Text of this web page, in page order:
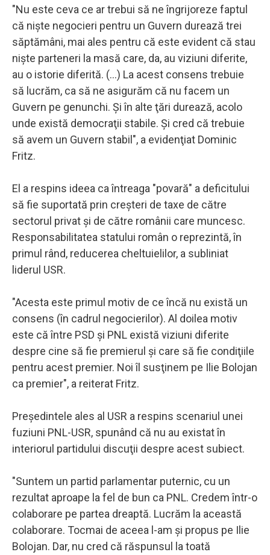
"Nu este ceva ce ar trebui să ne îngrijoreze faptul
că nişte negocieri pentru un Guvern durează trei
săptămâni, mai ales pentru că este evident că stau
nişte parteneri la masă care, da, au viziuni diferite,
au o istorie diferită. (...) La acest consens trebuie
să lucrăm, ca să ne asigurăm că nu facem un
Guvern pe genunchi. Şi în alte ţări durează, acolo
unde există democraţii stabile. Şi cred că trebuie
să avem un Guvern stabil", a evidenţiat Dominic
Fritz.
El a respins ideea ca întreaga "povară" a deficitului
să fie suportată prin creşteri de taxe de către
sectorul privat şi de către românii care muncesc.
Responsabilitatea statului român o reprezintă, în
primul rând, reducerea cheltuielilor, a subliniat
liderul USR.
"Acesta este primul motiv de ce încă nu există un
consens (în cadrul negocierilor). Al doilea motiv
este că între PSD şi PNL există viziuni diferite
despre cine să fie premierul şi care să fie condiţiile
pentru acest premier. Noi îl susţinem pe Ilie Bolojan
ca premier", a reiterat Fritz.
Preşedintele ales al USR a respins scenariul unei
fuziuni PNL-USR, spunând că nu au existat în
interiorul partidului discuţii despre acest subiect.
"Suntem un partid parlamentar puternic, cu un
rezultat aproape la fel de bun ca PNL. Credem într-o
colaborare pe partea dreaptă. Lucrăm la această
colaborare. Tocmai de aceea l-am şi propus pe Ilie
Bolojan. Dar, nu cred că răspunsul la toată